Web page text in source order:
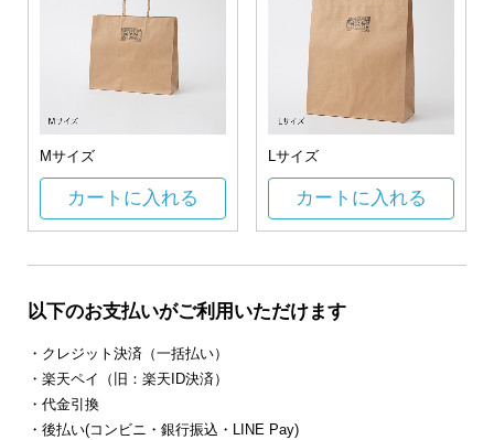
Mサイズ
カートに入れる
Lサイズ
カートに入れる
以下のお支払いがご利用いただけます
・クレジット決済（一括払い）
・楽天ペイ（旧：楽天ID決済）
・代金引換
・後払い(コンビニ・銀行振込・LINE Pay)